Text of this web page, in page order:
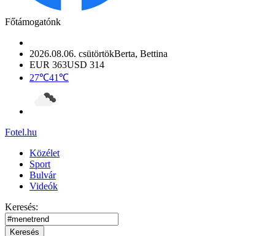
Főtámogatónk
2026.08.06. csütörtökBerta, Bettina
EUR 363USD 314
27℃41℃
Fotel.hu
Közélet
Sport
Bulvár
Videók
Keresés:
Keresés